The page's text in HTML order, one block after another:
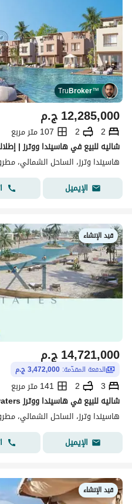
TruBroker™
ج.م12,285,000
2
2
107 متر مربع
شاليه للبيع في هاسيندا ووترز |
هاسيندا وترز، الساحل الشمالي،
الإيميل
قيد الإنشاء
ج.م14,721,000
الدفعة المقدّمة: 3,472,000 ج.م
3
2
141 متر مربع
هاسيندا وترز، الساحل الشمالي،
الإيميل
قيد الإنشاء